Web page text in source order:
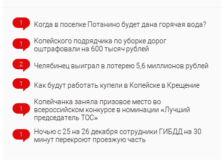
1 Когда в поселке Потанино будет дана горячая вода?
1
Копейского подрядчика по уборке дорог
оштрафовали на 600 тысяч рублей
2 Челябинец выиграл в лотерею 5,6 миллионов рублей
1 Как будут работать купели в Копейске в Крещение
1
Копейчанка заняла призовое место во
всероссийском конкурсе в номинации «Лучший
председатель ТОС»
1
Ночью с 25 на 26 декабря сотрудники ГИБДД на 30
минут перекроют проезжую часть